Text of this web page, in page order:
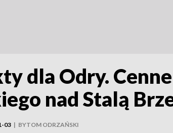
dla Odry.
nad Stalą
03 | BYTOM ODRZAŃSKI